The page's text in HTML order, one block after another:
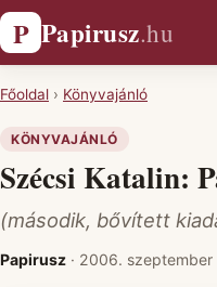
P Papirusz.hu
Főoldal › Könyvajánló
KÖNYVAJÁNLÓ
Szécsi Katalin:
(második, bővített
Papirusz · 2006. szeptember